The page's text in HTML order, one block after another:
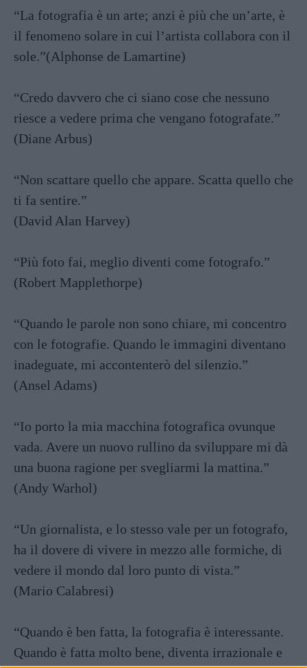
“La fotografia è un arte; anzi è più che un’arte, è
il fenomeno solare in cui l’artista collabora con il
sole.”(Alphonse de Lamartine)
“Credo davvero che ci siano cose che nessuno
riesce a vedere prima che vengano fotografate.”
(Diane Arbus)
“Non scattare quello che appare. Scatta quello che
ti fa sentire.”
(David Alan Harvey)
“Più foto fai, meglio diventi come fotografo.”
(Robert Mapplethorpe)
“Quando le parole non sono chiare, mi concentro
con le fotografie. Quando le immagini diventano
inadeguate, mi accontenterò del silenzio.”
(Ansel Adams)
“Io porto la mia macchina fotografica ovunque
vada. Avere un nuovo rullino da sviluppare mi dà
una buona ragione per svegliarmi la mattina.”
(Andy Warhol)
“Un giornalista, e lo stesso vale per un fotografo,
ha il dovere di vivere in mezzo alle formiche, di
vedere il mondo dal loro punto di vista.”
(Mario Calabresi)
“Quando è ben fatta, la fotografia è interessante.
Quando è fatta molto bene, diventa irrazionale e